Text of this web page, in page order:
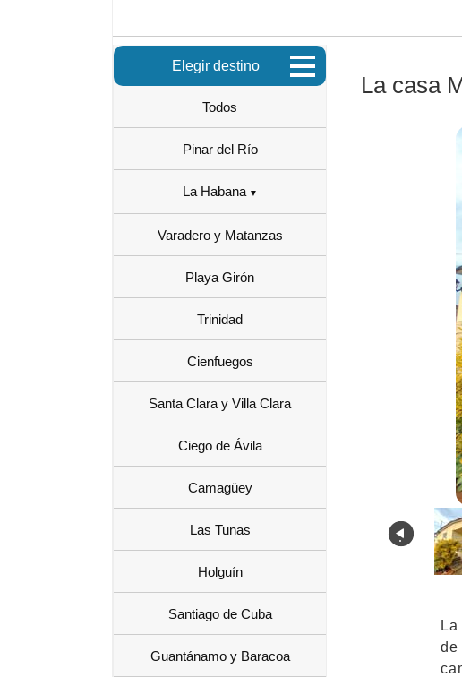
Elegir destino
Todos
Pinar del Río
La Habana
Varadero y Matanzas
Playa Girón
Trinidad
Cienfuegos
Santa Clara y Villa Clara
Ciego de Ávila
Camagüey
Las Tunas
Holguín
Santiago de Cuba
Guantánamo y Baracoa
La casa
.